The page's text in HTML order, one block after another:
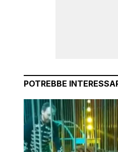
POTREBBE